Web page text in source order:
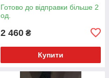
Готово до відправки більше 2
од.
2 460 ₴
Купити